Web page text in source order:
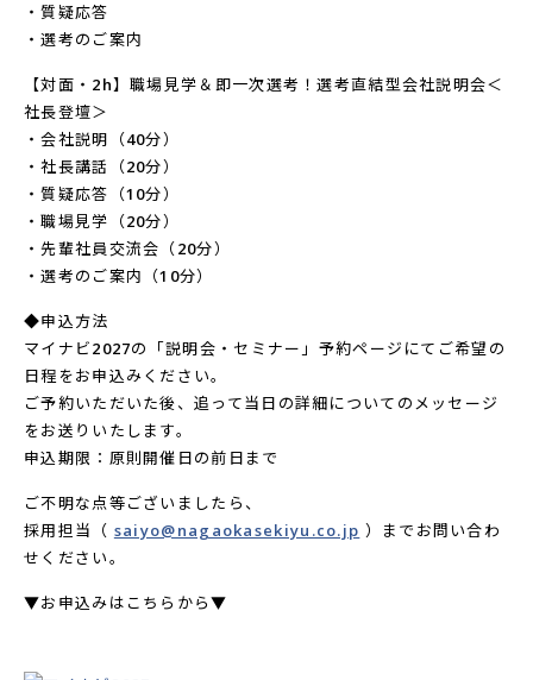
・質疑応答
・選考のご案内
【対面・2h】職場見学＆即一次選考！選考直結型会社説明会＜
社長登壇＞
・会社説明（40分）
・社長講話（20分）
・質疑応答（10分）
・職場見学（20分）
・先輩社員交流会（20分）
・選考のご案内（10分）
◆申込方法
マイナビ2027の「説明会・セミナー」予約ページにてご希望の
日程をお申込みください。
ご予約いただいた後、追って当日の詳細についてのメッセージ
をお送りいたします。
申込期限：原則開催日の前日まで
ご不明な点等ございましたら、
採用担当（ saiyo@nagaokasekiyu.co.jp ）までお問い合わ
せください。
▼お申込みはこちらから▼